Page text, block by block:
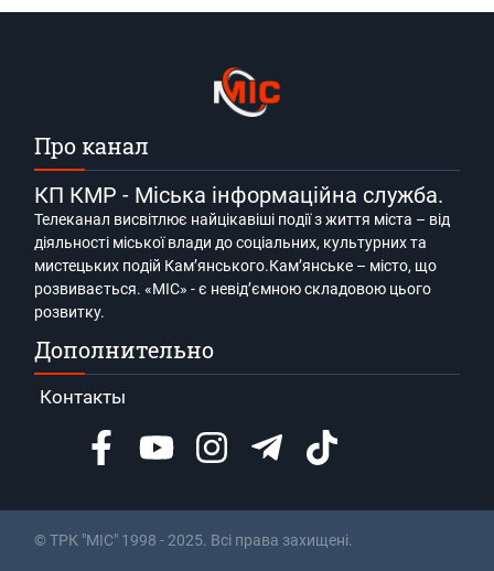
Про канал
КП КМР - Міська інформаційна служба.
Телеканал висвітлює найцікавіші події з життя міста – від
діяльності міської влади до соціальних, культурних та
мистецьких подій Кам’янського.Кам’янське – місто, що
розвивається. «МІС» - є невід’ємною складовою цього
розвитку.
Дополнительно
Контакты
© ТРК "МІС" 1998 - 2025. Всі права захищені.